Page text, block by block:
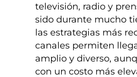
televisión, radio y
sido durante mucho
las estrategias más
canales permiten
amplio y diverso,
con un costo más